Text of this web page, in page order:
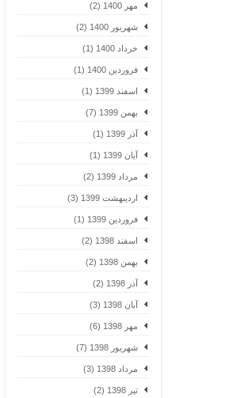
مهر 1400 (2)
شهریور 1400 (2)
خرداد 1400 (1)
فروردین 1400 (1)
اسفند 1399 (1)
بهمن 1399 (7)
آذر 1399 (1)
آبان 1399 (1)
مرداد 1399 (2)
اردیبهشت 1399 (3)
فروردین 1399 (1)
اسفند 1398 (2)
بهمن 1398 (2)
آذر 1398 (2)
آبان 1398 (3)
مهر 1398 (6)
شهریور 1398 (7)
مرداد 1398 (3)
تیر 1398 (2)